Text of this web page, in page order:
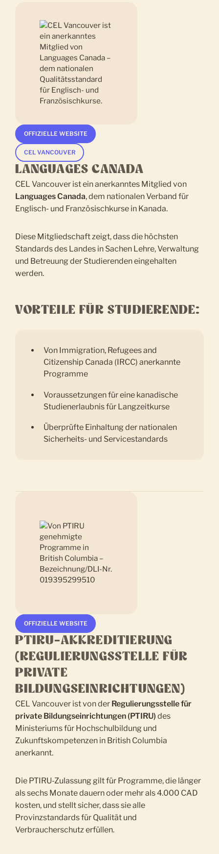
OFFIZIELLE WEBSITE
CEL VANCOUVER
LANGUAGES CANADA
CEL Vancouver ist ein anerkanntes Mitglied von
Languages Canada, dem nationalen Verband für
Englisch- und Französischkurse in Kanada.
Diese Mitgliedschaft zeigt, dass die höchsten
Standards des Landes in Sachen Lehre, Verwaltung
und Betreuung der Studierenden eingehalten
werden.
VORTEILE FÜR STUDIERENDE:
Von Immigration, Refugees and
Citizenship Canada (IRCC) anerkannte
Programme
Voraussetzungen für eine kanadische
Studienerlaubnis für Langzeitkurse
Überprüfte Einhaltung der nationalen
Sicherheits- und Servicestandards
OFFIZIELLE WEBSITE
PTIRU-AKKREDITIERUNG
(REGULIERUNGSSTELLE FÜR
PRIVATE
BILDUNGSEINRICHTUNGEN)
CEL Vancouver ist von der Regulierungsstelle für
private Bildungseinrichtungen (PTIRU) des
Ministeriums für Hochschulbildung und
Zukunftskompetenzen in British Columbia
anerkannt.
Die PTIRU-Zulassung gilt für Programme, die länger
als sechs Monate dauern oder mehr als 4.000 CAD
kosten, und stellt sicher, dass sie alle
Provinzstandards für Qualität und
Verbraucherschutz erfüllen.